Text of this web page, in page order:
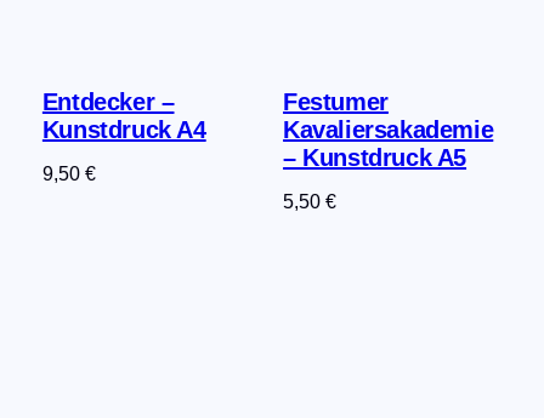
Entdecker –
Kunstdruck A4
9,50 €
Festumer
Kavaliersakademie
– Kunstdruck A5
5,50€